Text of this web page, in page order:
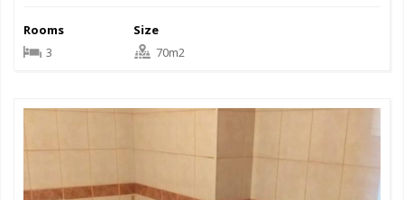
Rooms
3
Size
70m2